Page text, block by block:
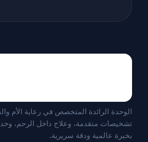
الوحدة الرائدة المتخصص في رعاية الأم
تشخيصات متقدمة، وعلاج داخل الرحم،
بخبرة عالمية ودقة سريرية.